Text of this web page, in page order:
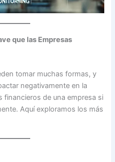
que las Empresas
tomar muchas formas, y
negativamente en la
financieros de una empresa si
Aquí exploramos los más